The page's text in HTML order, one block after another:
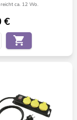
ca. 12 Wo.
€